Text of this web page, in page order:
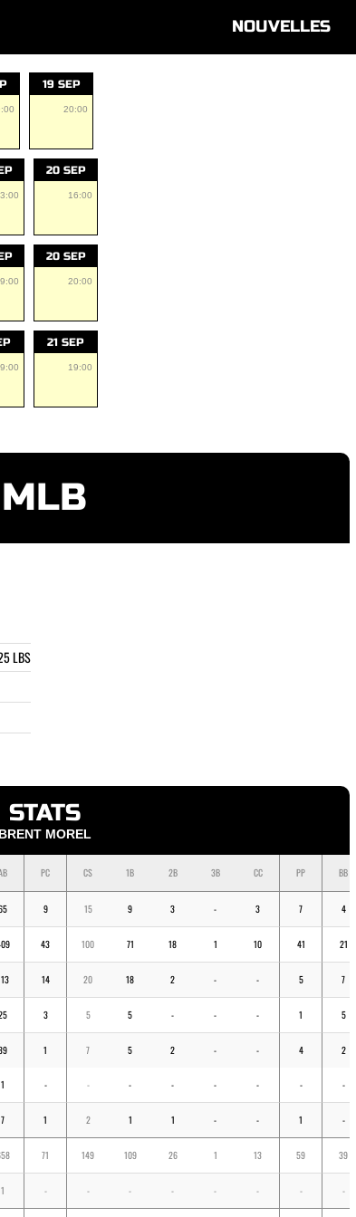
NOUVELLES
19 SEP
20:00
20 SEP
16:00
20 SEP
20:00
21 SEP
19:00
MLB
LBS
STATS
BRENT MOREL
PC CS 1B 2B 3B CC PP BB
9 15 9 3 - 3 7 4
43 100 71 18 1 10 41 21
14 20 18 2 - - 5 7
3 5 5 - - - 1 5
1 7 5 2 - - 4 2
1 - - - - - - - -
7 1 2 1 1 - - 1 -
71 149 109 26 1 13 59 39
1 - - - - - - - -